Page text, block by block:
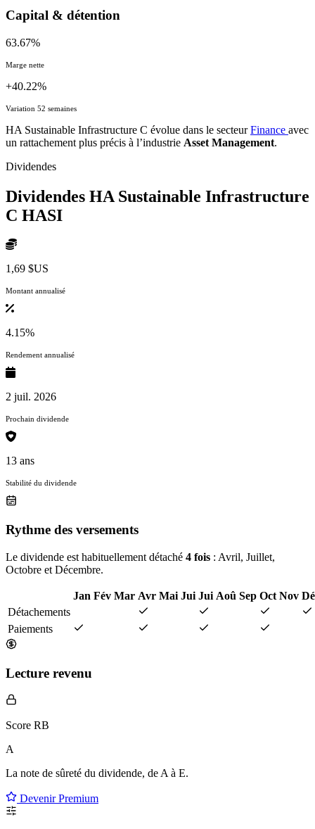
Capital & détention
63.67%
Marge nette
+40.22%
Variation 52 semaines
HA Sustainable Infrastructure C évolue dans le secteurFinance avec
un rattachement plus précis à l’industrie Asset Management.
Dividendes
Dividendes HA Sustainable Infrastructure
C HASI
1,69 $US
Montant annualisé
4.15%
Rendement annualisé
2 juil. 2026
Prochain dividende
13 ans
Stabilité du dividende
Rythme des versements
Le dividende est habituellement détaché 4 fois : Avril, Juillet,
Octobre et Décembre.
Jan Fév Mar Avr Mai Jui Jui Aoû Sep Oct Nov
Détachements
Paiements
Lecture revenu
Score RB
A
La note de sûreté du dividende, de A à E.
Devenir Premium